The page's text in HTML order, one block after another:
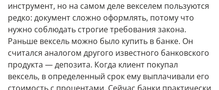
инструмент, но на самом деле векселем пользуются
редко: документ сложно оформлять, потому что
нужно соблюдать строгие требования закона.
Раньше вексель можно было купить в банке. Он
считался аналогом другого известного банковского
продукта — депозита. Когда клиент покупал
вексель, в определенный срок ему выплачивали его